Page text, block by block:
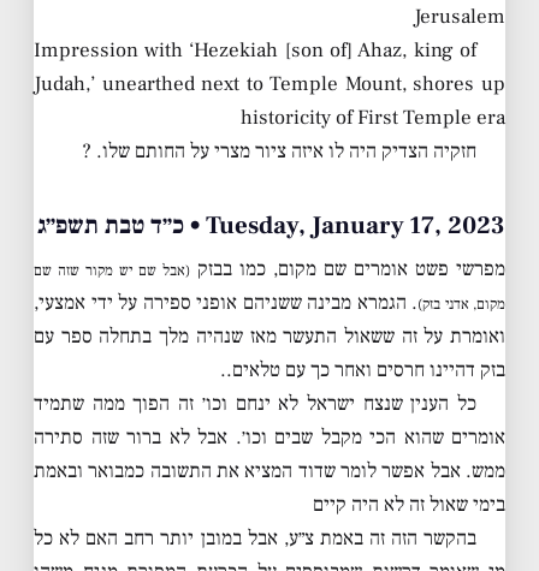
Jerusalem
Impression with ‘Hezekiah [son of] Ahaz, king of
Judah,’ unearthed next to Temple Mount, shores up
historicity of First Temple era
חזקיה הצדיק היה לו איזה ציור מצרי על החותם שלו. ?
Tuesday, January 17, 2023 • כ״ד טבת תשפ״ג
מפרשי פשט אומרים שם מקום, כמו בבזק (אבל שם יש מקור שזה שם
מקום, אדני בזק). הגמרא מבינה ששניהם אופני ספירה על ידי אמצעי,
ואומרת על זה ששאול התעשר מאז שנהיה מלך בתחלה ספר עם
בזק דהיינו חרסים ואחר כך עם טלאים..
כל הענין שנצח ישראל לא ינחם וכו׳ זה הפוך ממה שתמיד
אומרים שהוא הכי מקבל שבים וכו׳. אבל לא ברור שזה סתירה
ממש. אבל אפשר לומר שדוד המציא את התשובה כמבואר ובאמת
בימי שאול זה לא היה קיים
בהקשר הזה זה באמת צ״ע, אבל במובן יותר רחב האם לא כל